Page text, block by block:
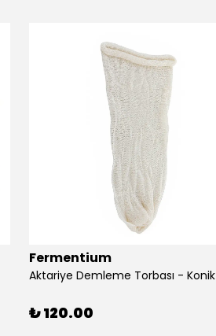
Fermentium
Aktariye Demleme Torbası - Konik
₺ 120.00